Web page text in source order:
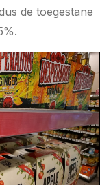
de toegestane